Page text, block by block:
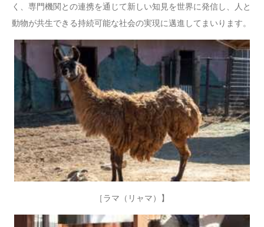
く、専門機関との連携を通じて新しい知見を世界に発信し、人と
動物が共生できる持続可能な社会の実現に邁進してまいります。
［ラマ（リャマ）】